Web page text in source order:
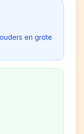
en grote